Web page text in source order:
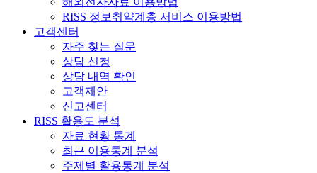
RISS 정보취약계층 서비스 이용방법
고객센터
자주 찾는 질문
상담 신청
상담 내역 확인
고객제안
신고센터
RISS 활용도 분석
자료 현황 통계
최근 이용통계 분석
주제별 활용통계 분석